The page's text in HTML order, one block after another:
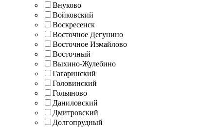
Внуково
Войковский
Воскресенск
Восточное Дегунино
Восточное Измайлово
Восточный
Выхино-Жулебино
Гагаринский
Головинский
Гольяново
Даниловский
Дмитровский
Долгопрудный